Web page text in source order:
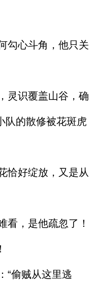
勾心斗角，他只关
灵识覆盖山谷，确
队的散修被花斑虎
好绽放，又是从
，是他疏忽了！
“偷贼从这里逃